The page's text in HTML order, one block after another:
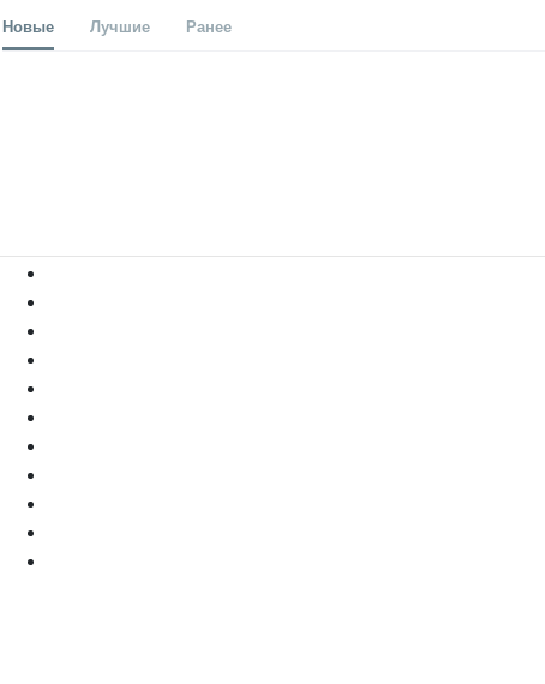
Новые Лучшие Ранее